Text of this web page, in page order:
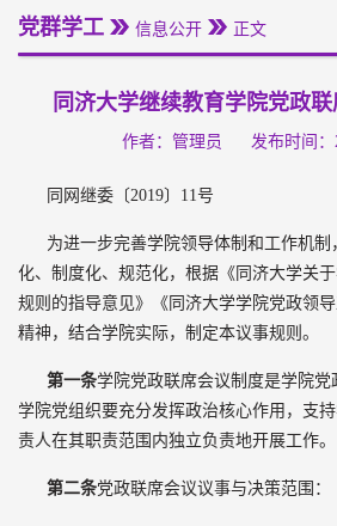
党群学工 信息公开 正文
同济大学继续教育学院党政
作者：管理员 发布时间：
同网继委〔2019〕11号
为进一步完善学院领导体制和工作机
化、制度化、规范化，根据《同济大学关
规则的指导意见》《同济大学学院党政领
精神，结合学院实际，制定本议事规则。
第一条学院党政联席会议制度是学院党
学院党组织要充分发挥政治核心作用，支
责人在其职责范围内独立负责地开展工作。
第二条党政联席会议议事与决策范围：